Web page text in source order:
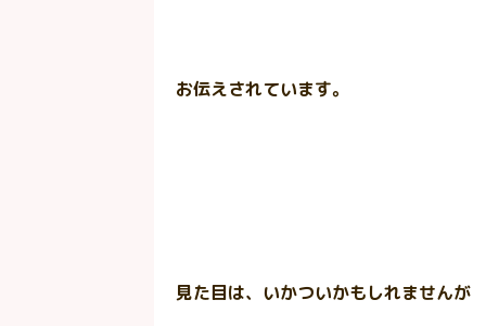
お伝えされています。
見た目は、いかついかもしれませんが